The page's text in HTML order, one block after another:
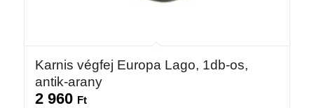
Karnis végfej Europa Lago, 1db-os,
antik-arany
2 960 Ft